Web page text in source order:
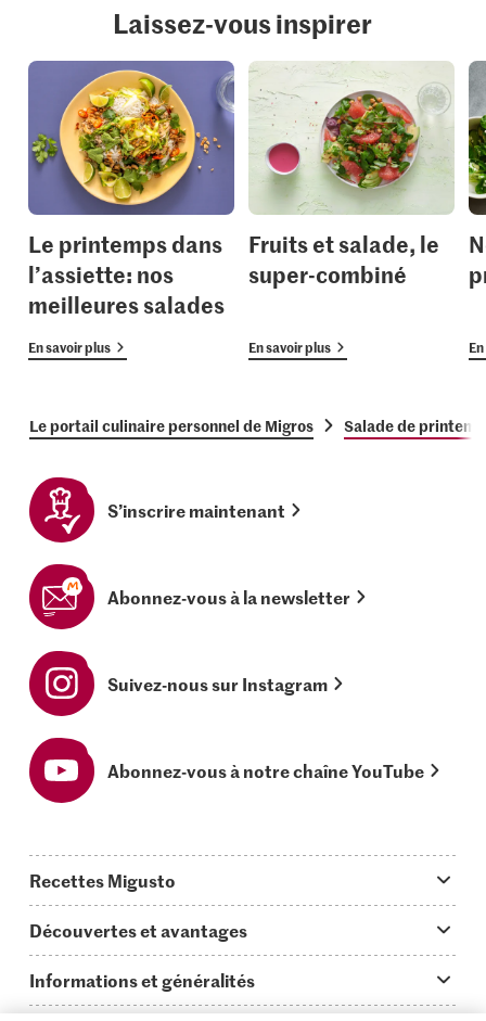
Laissez-vous inspirer
Le printemps dans
l’assiette: nos
meilleures salades
En savoir plus
Fruits et salade, le
super-combiné
En savoir plus
Le portail culinaire personnel de Migros Salade de
S’inscrire maintenant
Abonnez-vous à la newsletter
Suivez-nous sur Instagram
Abonnez-vous à notre chaîne YouTube
Recettes Migusto
Idées de menus
Plats principaux
Découvertes et avantages
On en parle...
Informations et généralités